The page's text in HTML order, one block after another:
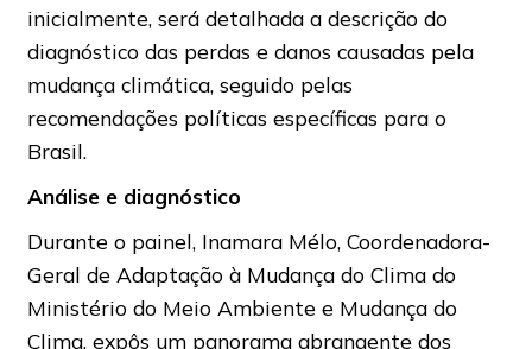
inicialmente, será detalhada a descrição do
diagnóstico das perdas e danos causadas pela
mudança climática, seguido pelas
recomendações políticas específicas para o
Brasil.
Análise e diagnóstico
Durante o painel, Inamara Mélo, Coordenadora-
Geral de Adaptação à Mudança do Clima do
Ministério do Meio Ambiente e Mudança do
Clima, expôs um panorama abrangente dos